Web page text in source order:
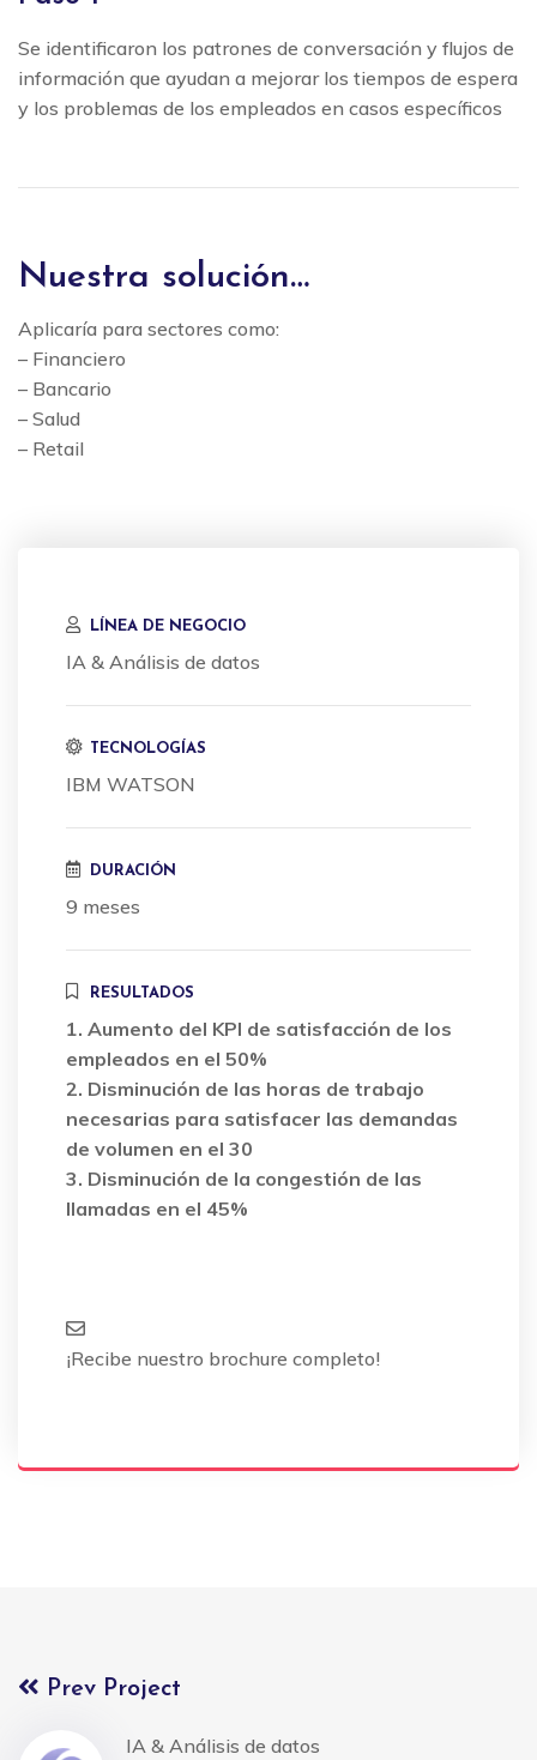
Se identificaron los patrones de conversación y flujos de
información que ayudan a mejorar los tiempos de espera
y los problemas de los empleados en casos específicos
Nuestra solución…
Aplicaría para sectores como:
– Financiero
– Bancario
– Salud
– Retail
LÍNEA DE NEGOCIO
IA & Análisis de datos
TECNOLOGÍAS
IBM WATSON
DURACIÓN
9 meses
RESULTADOS
1. Aumento del KPI de satisfacción de los
empleados en el 50%
2. Disminución de las horas de trabajo
necesarias para satisfacer las demandas
de volumen en el 30
3. Disminución de la congestión de las
llamadas en el 45%
¡Recibe nuestro brochure completo!
Prev Project
IA & Análisis de datos